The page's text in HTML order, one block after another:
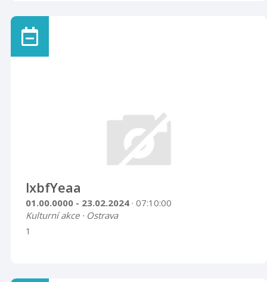
17.00 hod. Velký výstavní sál 26. 6. – 28. 9. 2019
lxbfYeaa
01.00.0000 - 23.02.2024 · 07:10:00
Kulturní akce · Ostrava
1